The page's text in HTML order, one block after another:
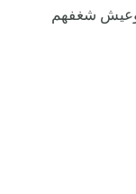
وعيش شغفهم